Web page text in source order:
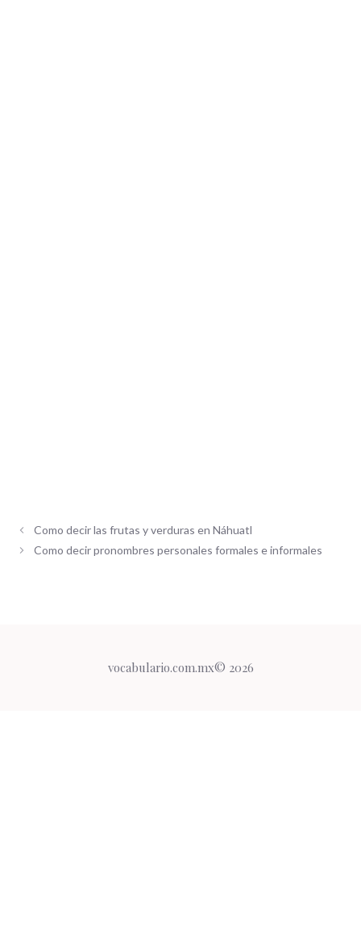
Como decir las frutas y verduras en Náhuatl
Como decir pronombres personales formales e informales
vocabulario.com.mx© 2026